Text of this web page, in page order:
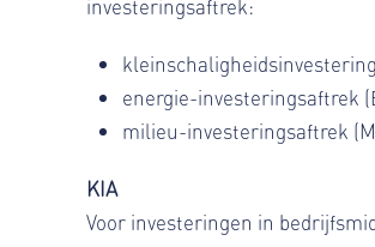
investeringsaftrek:
energie-investeringsaftrek
milieu-investeringsaftrek
KIA
Voor investeringen in